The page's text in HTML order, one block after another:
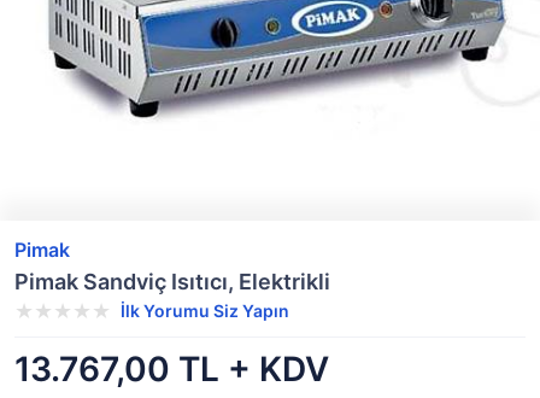
Pimak
Pimak Sandviç Isıtıcı, Elektrikli
İlk Yorumu Siz Yapın
13.767,00 TL + KDV